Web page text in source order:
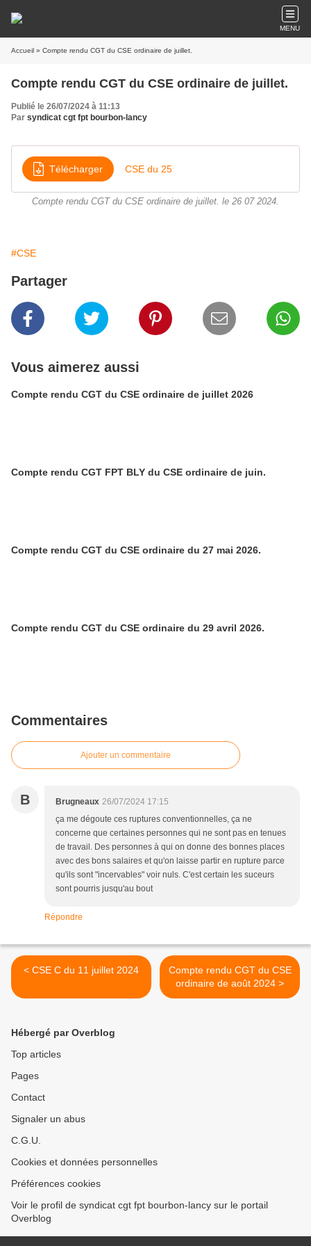
MENU
Accueil » Compte rendu CGT du CSE ordinaire de juillet.
Compte rendu CGT du CSE ordinaire de juillet.
Publié le 26/07/2024 à 11:13
Par syndicat cgt fpt bourbon-lancy
Télécharger CSE du 25
Compte rendu CGT du CSE ordinaire de juillet. le 26 07 2024.
#CSE
Partager
Vous aimerez aussi
Compte rendu CGT du CSE ordinaire de juillet 2026
Compte rendu CGT FPT BLY du CSE ordinaire de juin.
Compte rendu CGT du CSE ordinaire du 27 mai 2026.
Compte rendu CGT du CSE ordinaire du 29 avril 2026.
Commentaires
Ajouter un commentaire
B Brugneaux 26/07/2024 17:15
ça me dégoute ces ruptures conventionnelles, ça ne
concerne que certaines personnes qui ne sont pas en tenues
de travail. Des personnes à qui on donne des bonnes places
avec des bons salaires et qu'on laisse partir en rupture parce
qu'ils sont "incervables" voir nuls. C'est certain les suceurs
sont pourris jusqu'au bout
Répondre
< CSE C du 11 juillet 2024
Compte rendu CGT du CSE
ordinaire de août 2024 >
Hébergé par Overblog
Top articles
Pages
Contact
Signaler un abus
C.G.U.
Cookies et données personnelles
Préférences cookies
Voir le profil de syndicat cgt fpt bourbon-lancy sur le portail
Overblog